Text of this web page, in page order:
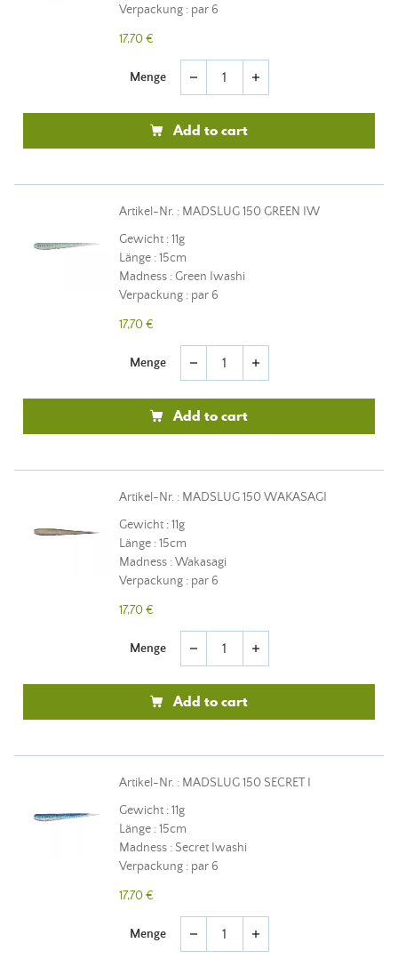
Verpackung : par 6
17,70 €
Menge remove add
Add to cart
Artikel-Nr. : MADSLUG 150 GREEN IW
Gewicht : 11g
Länge : 15cm
Madness : Green Iwashi
Verpackung : par 6
17,70 €
Menge remove add
Add to cart
Artikel-Nr. : MADSLUG 150 WAKASAGI
Gewicht : 11g
Länge : 15cm
Madness : Wakasagi
Verpackung : par 6
17,70 €
Menge remove add
Add to cart
Artikel-Nr. : MADSLUG 150 SECRET I
Gewicht : 11g
Länge : 15cm
Madness : Secret Iwashi
Verpackung : par 6
17,70 €
Menge remove add